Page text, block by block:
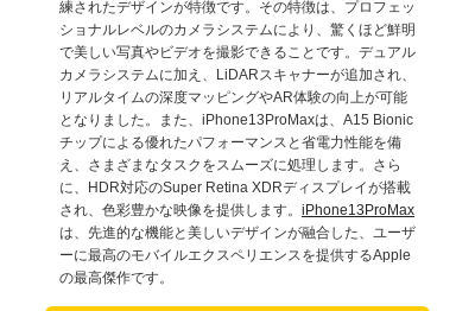
練されたデザインが特徴です。その特徴は、プロフェッ
ショナルレベルのカメラシステムにより、驚くほど鮮明
で美しい写真やビデオを撮影できることです。デュアル
カメラシステムに加え、LiDARスキャナーが追加され、
リアルタイムの深度マッピングやAR体験の向上が可能
となりました。また、iPhone13ProMaxは、A15 Bionic
チップによる優れたパフォーマンスと省電力性能を備
え、さまざまなタスクをスムーズに処理します。さら
に、HDR対応のSuper Retina XDRディスプレイが搭載
され、色彩豊かな映像を提供します。 iPhone13ProMax
は、先進的な機能と美しいデザインが融合した、ユーザ
ーに最高のモバイルエクスペリエンスを提供するApple
の最高傑作です。